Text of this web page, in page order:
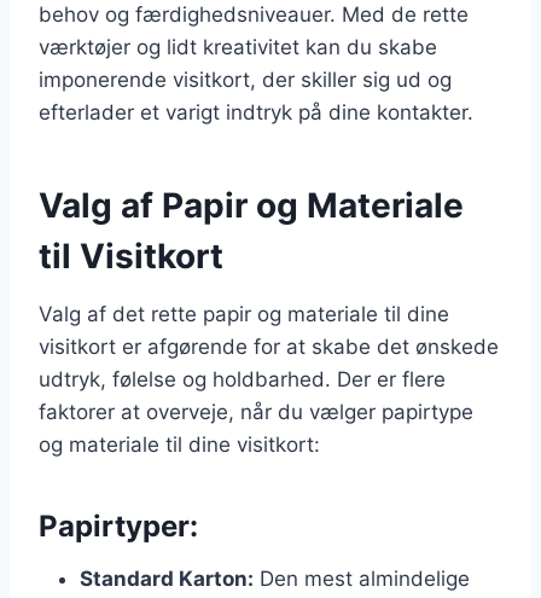
behov og færdighedsniveauer. Med de rette
værktøjer og lidt kreativitet kan du skabe
imponerende visitkort, der skiller sig ud og
efterlader et varigt indtryk på dine kontakter.
Valg af Papir og Materiale
til Visitkort
Valg af det rette papir og materiale til dine
visitkort er afgørende for at skabe det ønskede
udtryk, følelse og holdbarhed. Der er flere
faktorer at overveje, når du vælger papirtype
og materiale til dine visitkort:
Papirtyper:
Standard Karton: Den mest almindelige